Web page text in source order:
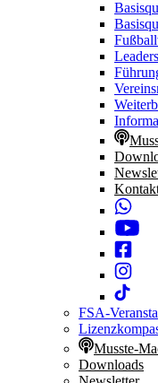
FSA-
Musste-
Downloads